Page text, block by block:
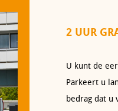
2 UUR
U kunt de
Parkeert u
bedrag dat u